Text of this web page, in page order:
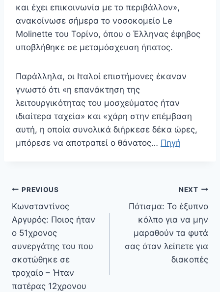
και έχει επικοινωνία με το περιβάλλον»,
ανακοίνωσε σήμερα το νοσοκομείο Le
Molinette του Τορίνο, όπου ο Έλληνας έφηβος
υποβλήθηκε σε μεταμόσχευση ήπατος.
Παράλληλα, οι Ιταλοί επιστήμονες έκαναν
γνωστό ότι «η επανάκτηση της
λειτουργικότητας του μοσχεύματος ήταν
ιδιαίτερα ταχεία» και «χάρη στην επέμβαση
αυτή, η οποία συνολικά διήρκεσε δέκα ώρες,
μπόρεσε να αποτραπεί ο θάνατος… Πηγή
Πλοήγηση
άρθρων
PREVIOUS
Κωνσταντίνος
Αργυρός: Ποιος ήταν
ο 51χρονος
συνεργάτης του που
σκοτώθηκε σε
τροχαίο – Ήταν
πατέρας 12χρονου
NEXT
Πότισμα: Το έξυπνο
κόλπο για να μην
μαραθούν τα φυτά
σας όταν λείπετε για
διακοπές